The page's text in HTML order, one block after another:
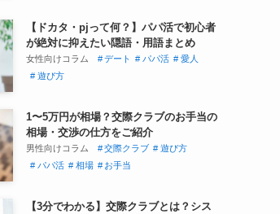
【ドカタ・pjって何？】パパ活で初心者
が絶対に抑えたい隠語・用語まとめ
女性向けコラム デート パパ活
愛人
遊び方
1〜5万円が相場？交際クラブのお手当の
相場・交渉の仕方をご紹介
男性向けコラム 交際クラブ
遊び方
パパ活
相場 お手当
【3分でわかる】交際クラブとは？シス